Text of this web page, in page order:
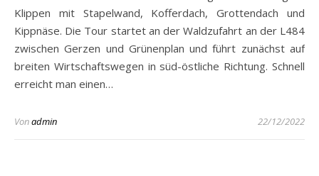
Klippen mit Stapelwand, Kofferdach, Grottendach und
Kippnäse. Die Tour startet an der Waldzufahrt an der L484
zwischen Gerzen und Grünenplan und führt zunächst auf
breiten Wirtschaftswegen in süd-östliche Richtung. Schnell
erreicht man einen…
Vonadmin 22/12/2022